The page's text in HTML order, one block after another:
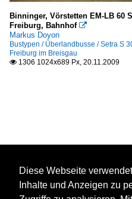
Binninger, Vörstetten EM-LB 60
Freiburg, Bahnhof 
Markus Doyon
Bustypen / Überlandbusse / Setra S
Freiburg im Breisgau
 1306 1024x689 Px, 20.11.2009
Diese Webseite
Inhalte und Anzeigen zu